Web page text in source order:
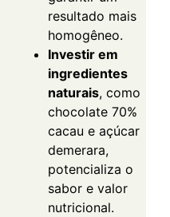
resultado mais
homogêneo.
Investir em
ingredientes
naturais, como
chocolate 70%
cacau e açúcar
demerara,
potencializa o
sabor e valor
nutricional.